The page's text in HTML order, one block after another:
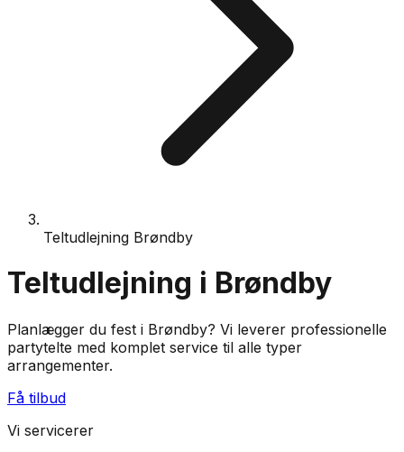
Teltudlejning Brøndby
Teltudlejning i Brøndby
Planlægger du fest i Brøndby? Vi leverer professionelle
partytelte med komplet service til alle typer
arrangementer.
Få tilbud
Vi servicerer